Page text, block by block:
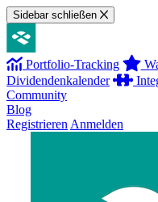
Sidebar schließen
Portfolio-Tracking
Dividendenkalender
Community
Blog
Registrieren Anmelden